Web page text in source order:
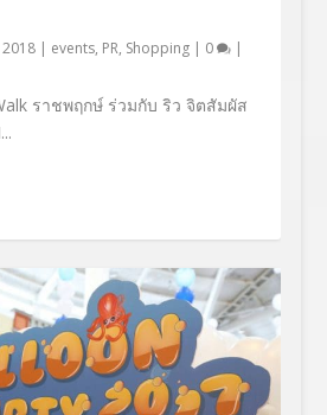
| events, PR, Shopping| 0 |
ราชพฤกษ์ ร่วมกับ ริว จิตสัมผัส